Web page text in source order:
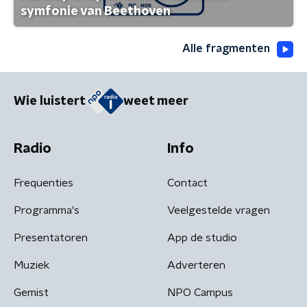
symfonie van Beethoven
Alle fragmenten
Wie luistert weet meer
Radio
Frequenties
Programma's
Presentatoren
Muziek
Gemist
Info
Contact
Veelgestelde vragen
App de studio
Adverteren
NPO Campus